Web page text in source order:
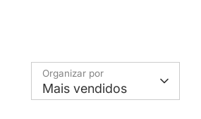
Organizar por
Mais vendidos